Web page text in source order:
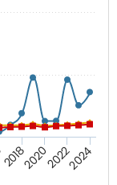
2018202020222024